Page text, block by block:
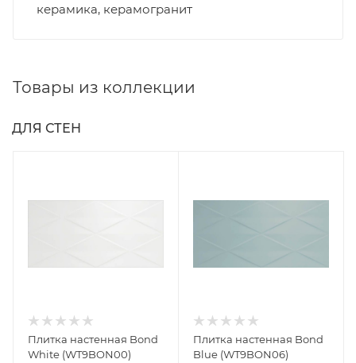
керамика, керамогранит
Товары из коллекции
ДЛЯ СТЕН
Плитка настенная Bond
White (WT9BON00)
Плитка настенная Bond
Blue (WT9BON06)